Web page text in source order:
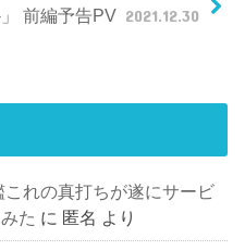
前編予告PV 2021.12.30
これの真打ちが遂にサービ
た に 匿名 より